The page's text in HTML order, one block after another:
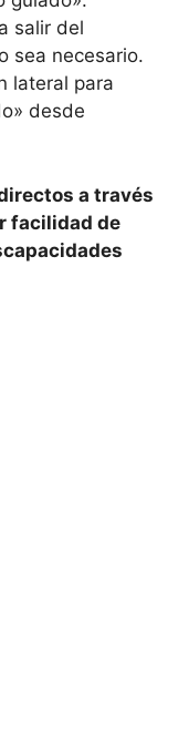
salir del
sea necesario.
lateral para
desde
a ​través
⁢facilidad ⁢de